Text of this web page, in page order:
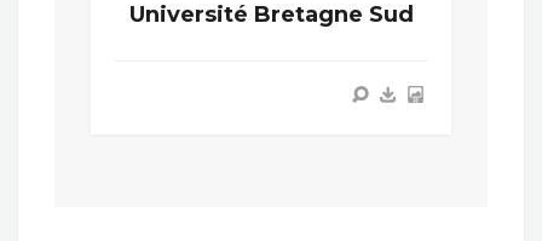
Université Bretagne Sud